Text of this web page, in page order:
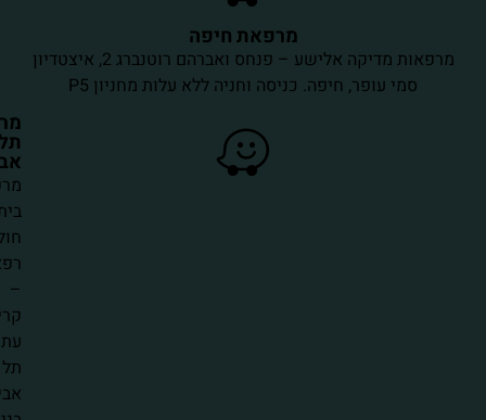
מרפאת חיפה
מרפאות מדיקה אלישע – פנחס ואברהם רוטנברג 2, איצטדיון
סמי עופר, חיפה. כניסה וחניה ללא עלות מחניון P5
מרפאת
מרפאות
עתידים,
אביב-יפו.